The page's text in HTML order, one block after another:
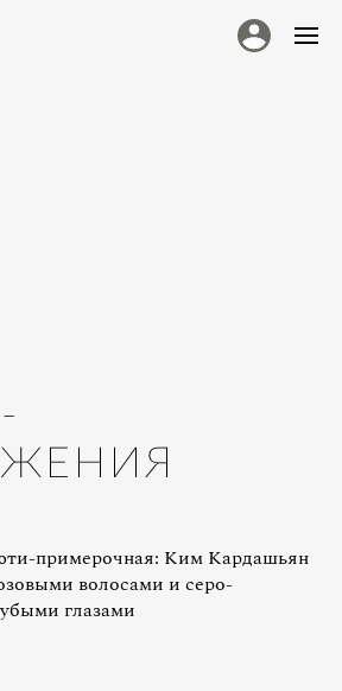
примерочная: Ким Кардашьян
волосами и серо-
глазами